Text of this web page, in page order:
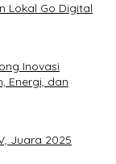
Lokal Go Digital
Inovasi
Energi, dan
Juara 2025